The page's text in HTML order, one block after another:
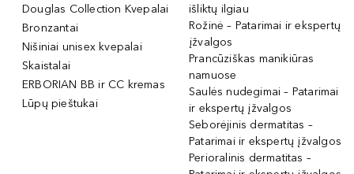
Douglas Collection Kvepalai
Bronzantai
Nišiniai unisex kvepalai
Skaistalai
ERBORIAN BB ir CC kremas
Lūpų pieštukai
išliktų ilgiau
Rožinė – Patarimai ir ekspertų
įžvalgos
Prancūziškas manikiūras
namuose
Saulės nudegimai – Patarimai
ir ekspertų įžvalgos
Seborėjinis dermatitas –
Patarimai ir ekspertų įžvalgos
Perioralinis dermatitas –